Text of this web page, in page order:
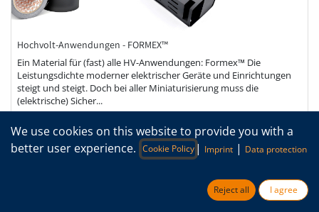
Hochvolt-Anwendungen - FORMEX™
Ein Material für (fast) alle HV-Anwendungen: Formex™ Die
Leistungsdichte moderner elektrischer Geräte und Einrichtungen
steigt und steigt. Doch bei aller Miniaturisierung muss die
(elektrische) Sicher...
Hochvolt-Anwendungen
Teilentladung
We use cookies on this website to provide you with a
better user experience. Cookie Policy | Imprint | Data protection
Reject all I agree